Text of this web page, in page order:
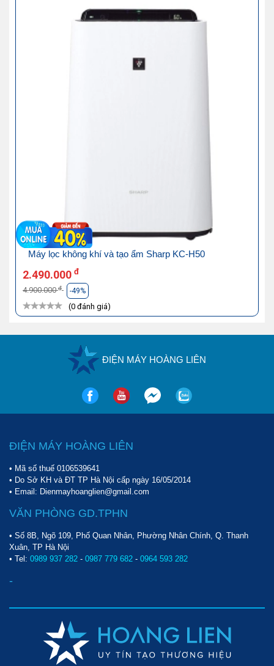
Máy lọc không khí và tạo ẩm Sharp KC-H50
2.490.000 đ
4.900.000đ -49%
(0 đánh giá)
ĐIỆN MÁY HOÀNG LIÊN
ĐIỆN MÁY HOÀNG LIÊN
• Mã số thuế 0106539641
• Do Sở KH và ĐT TP Hà Nội cấp ngày 16/05/2014
• Email: Dienmayhoanglien@gmail.com
VĂN PHÒNG GD.TPHN
• Số 8B, Ngõ 109, Phố Quan Nhân, Phường Nhân Chính, Q. Thanh
Xuân, TP Hà Nội
• Tel: 0989 937 282 - 0987 779 682 - 0964 593 282
-